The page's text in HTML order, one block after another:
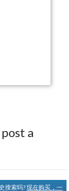
a
搜索吗?现在购买，一